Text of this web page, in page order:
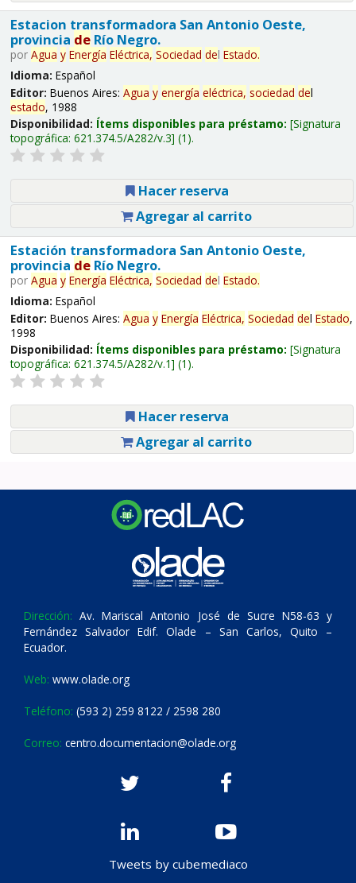
Estacion transformadora San Antonio Oeste,
provincia deRío Negro.
por Agua y Energía Eléctrica, Sociedad del Estado.
Idioma: Español
Editor: Buenos Aires: Agua y energía eléctrica, sociedad del
estado, 1988
Disponibilidad: Ítems disponibles para préstamo: Signatura
topográfica: 621.374.5/A282/v.3 (1).
Hacer reserva
Agregar al carrito
Estación transformadora San Antonio Oeste,
provincia deRío Negro.
por Agua y Energía Eléctrica, Sociedad del Estado.
Idioma: Español
Editor: Buenos Aires: Agua y Energía Eléctrica, Sociedad del Estado,
1998
Disponibilidad: Ítems disponibles para préstamo: Signatura
topográfica: 621.374.5/A282/v.1 (1).
Hacer reserva
Agregar al carrito
Dirección: Av. Mariscal Antonio José de Sucre N58-63 y
Fernández Salvador Edif. Olade – San Carlos, Quito –
Ecuador.
Web: www.olade.org
Teléfono: (593 2) 259 8122 / 2598 280
Correo: centro.documentacion@olade.org
Tweets by cubemediaco